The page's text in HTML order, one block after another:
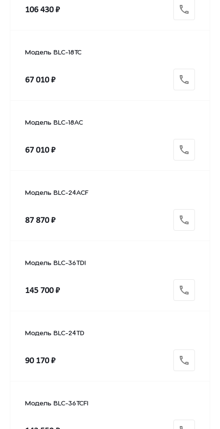
106 430 ₽
Модель BLC-18TC
67 010 ₽
Модель BLC-18AC
67 010 ₽
Модель BLC-24ACF
87 870 ₽
Модель BLC-36TDI
145 700 ₽
Модель BLC-24TD
90 170 ₽
Модель BLC-36TCFI